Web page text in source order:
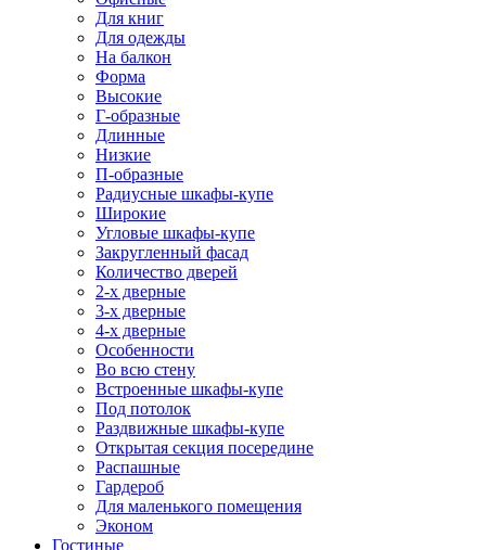
Для книг
Для одежды
На балкон
Форма
Высокие
Г-образные
Длинные
Низкие
П-образные
Радиусные шкафы-купе
Широкие
Угловые шкафы-купе
Закругленный фасад
Количество дверей
2-х дверные
3-х дверные
4-х дверные
Особенности
Во всю стену
Встроенные шкафы-купе
Под потолок
Раздвижные шкафы-купе
Открытая секция посередине
Распашные
Гардероб
Для маленького помещения
Эконом
Гостиные